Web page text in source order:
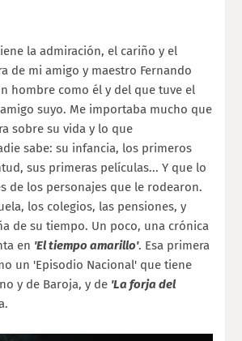
la admiración, el cariño y el
de mi amigo y maestro Fernando
hombre como él y del que tuve el
suyo. Me importaba mucho que
sobre su vida y lo que
sabe: su infancia, los primeros
sus primeras películas... Y que lo
de los personajes que le rodearon.
los colegios, las pensiones, y
de su tiempo. Un poco, una crónica
en 'El tiempo amarillo'. Esa primera
un 'Episodio Nacional' que tiene
y de Baroja, y de 'La forja del